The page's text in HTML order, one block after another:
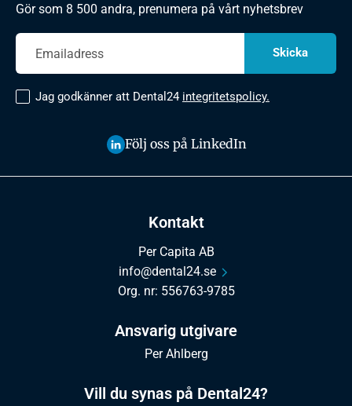
Kontakt
Per Capita AB
info@dental24.se
Org. nr: 556763-9785
Ansvarig utgivare
Per Ahlberg
Vill du synas på Dental24?
Gör som 8 500 andra, prenumera på vårt nyhetsbrev
Jag godkänner att Dental24 integritetspolicy.
Följ oss på LinkedIn